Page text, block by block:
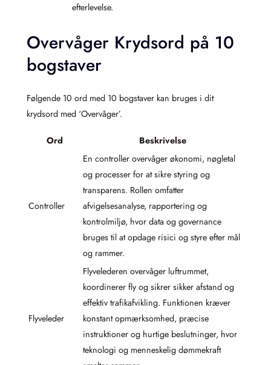
efterlevelse.
Overvåger Krydsord på 10
bogstaver
Følgende 10 ord med 10 bogstaver kan bruges i dit
krydsord med ‘Overvåger’.
Ord Beskrivelse
Controller
En controller overvåger økonomi, nøgletal
og processer for at sikre styring og
transparens. Rollen omfatter
afvigelsesanalyse, rapportering og
kontrolmiljø, hvor data og governance
bruges til at opdage risici og styre efter mål
og rammer.
Flyveleder
Flyvelederen overvåger luftrummet,
koordinerer fly og sikrer sikker afstand og
effektiv trafikafvikling. Funktionen kræver
konstant opmærksomhed, præcise
instruktioner og hurtige beslutninger, hvor
teknologi og menneskelig dømmekraft